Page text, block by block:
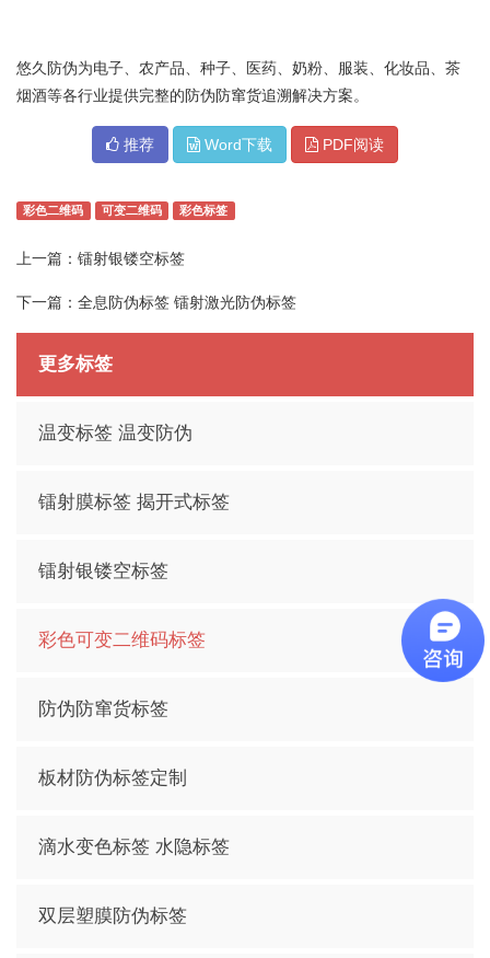
悠久防伪为电子、农产品、种子、医药、奶粉、服装、化妆品、茶
烟酒等各行业提供完整的防伪防窜货追溯解决方案。
推荐 Word下载 PDF阅读
彩色二维码 可变二维码 彩色标签
上一篇： 镭射银镂空标签
下一篇： 全息防伪标签 镭射激光防伪标签
更多标签
温变标签 温变防伪
镭射膜标签 揭开式标签
镭射银镂空标签
彩色可变二维码标签
防伪防窜货标签
板材防伪标签定制
滴水变色标签 水隐标签
双层塑膜防伪标签